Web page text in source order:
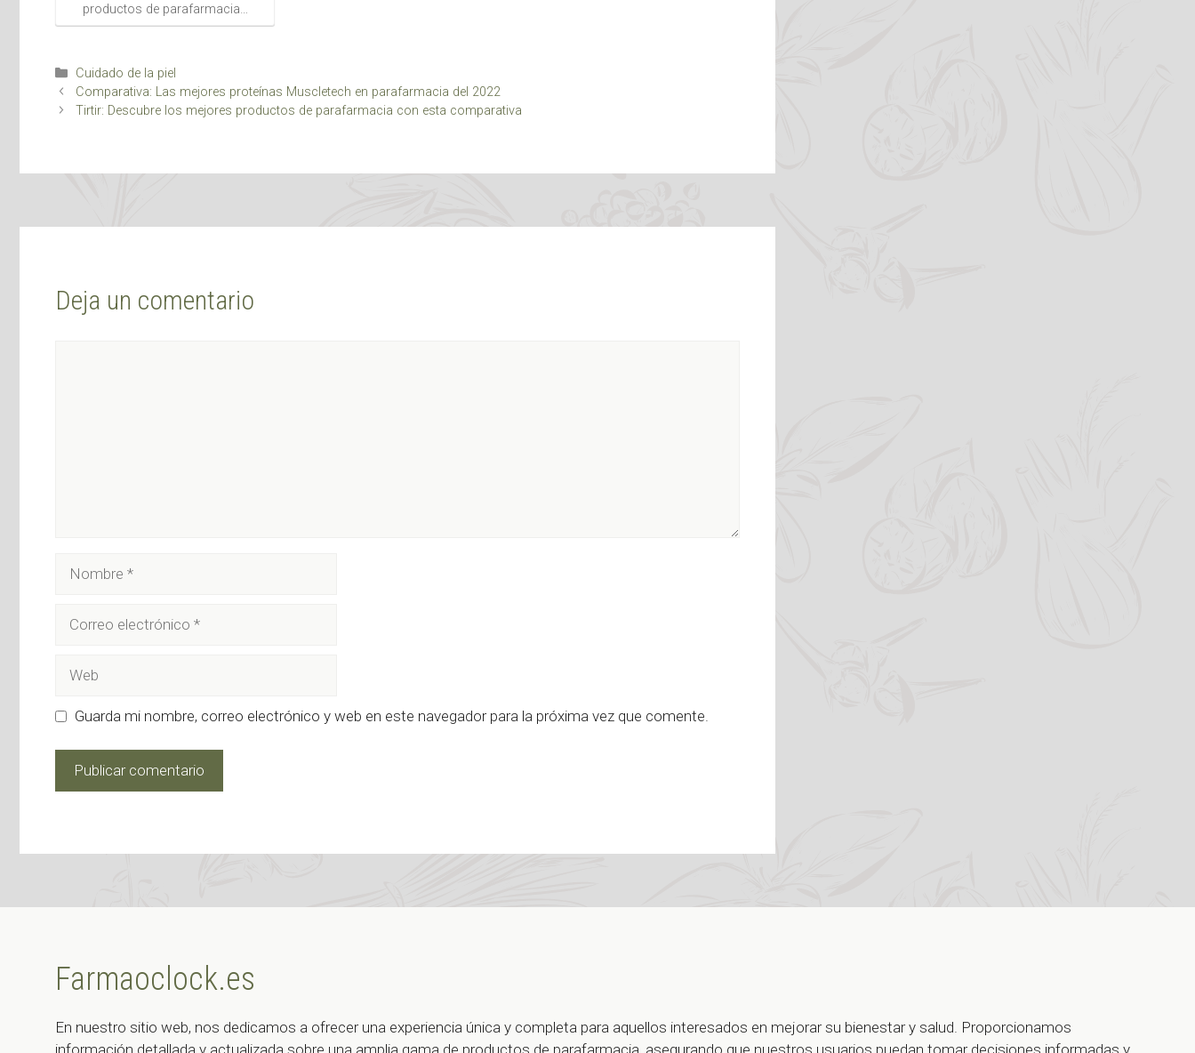
productos de parafarmacia…
Categorías
Cuidado de la piel
Comparativa: Las mejores proteínas Muscletech en parafarmacia del 2022
Tirtir: Descubre los mejores productos de parafarmacia con esta comparativa
Deja un comentario
electrónico
Guarda mi nombre, correo electrónico y web en este navegador para la próxima vez que comente.
Farmaoclock.es
En nuestro sitio web, nos dedicamos a ofrecer una experiencia única y completa para aquellos interesados en mejorar su bienestar y salud. Proporcionamos